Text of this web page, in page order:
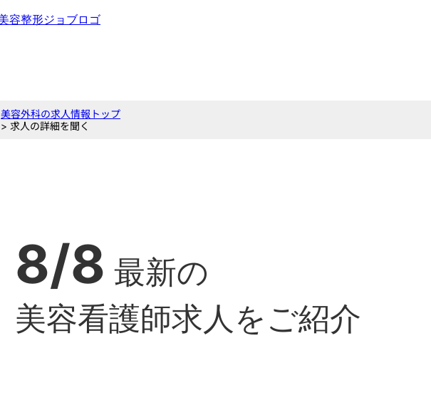
美容外科の求人情報トップ
> 求人の詳細を聞く
8/8 最新の
美容看護師求人をご紹介